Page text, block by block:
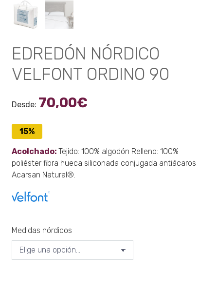
EDREDÓN NÓRDICO
VELFONT ORDINO 90
15%
Acolchado: Tejido: 100% algodón Relleno: 100%
poliéster fibra hueca siliconada conjugada antiácaros
Acarsan Natural®.
Desde: 70,00€
Medidas nórdicos